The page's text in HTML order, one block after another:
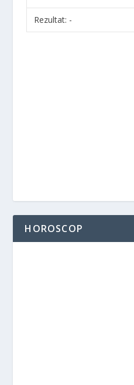
Rezultat: -
HOROSCOP